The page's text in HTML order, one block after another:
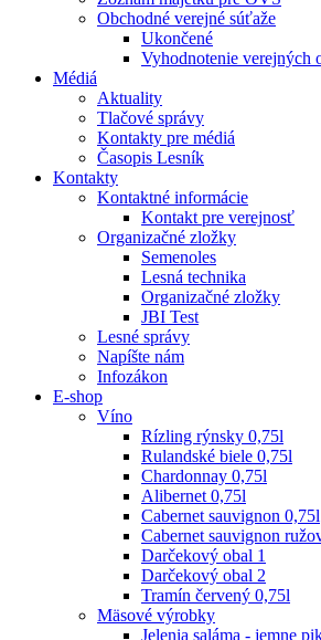
Obchodné verejné súťaže
Ukončené
Vyhodnotenie verejných
Médiá
Aktuality
Tlačové správy
Kontakty pre médiá
Časopis Lesník
Kontakty
Kontaktné informácie
Kontakt pre verejnosť
Organizačné zložky
Semenoles
Lesná technika
Organizačné zložky
JBI Test
Lesné správy
Napíšte nám
Infozákon
E-shop
Víno
Rízling rýnsky 0,75l
Rulandské biele 0,75l
Chardonnay 0,75l
Alibernet 0,75l
Cabernet sauvignon 0,75l
Cabernet sauvignon
Darčekový obal 1
Darčekový obal 2
Tramín červený 0,75l
Mäsové výrobky
Jelenia saláma - jemne